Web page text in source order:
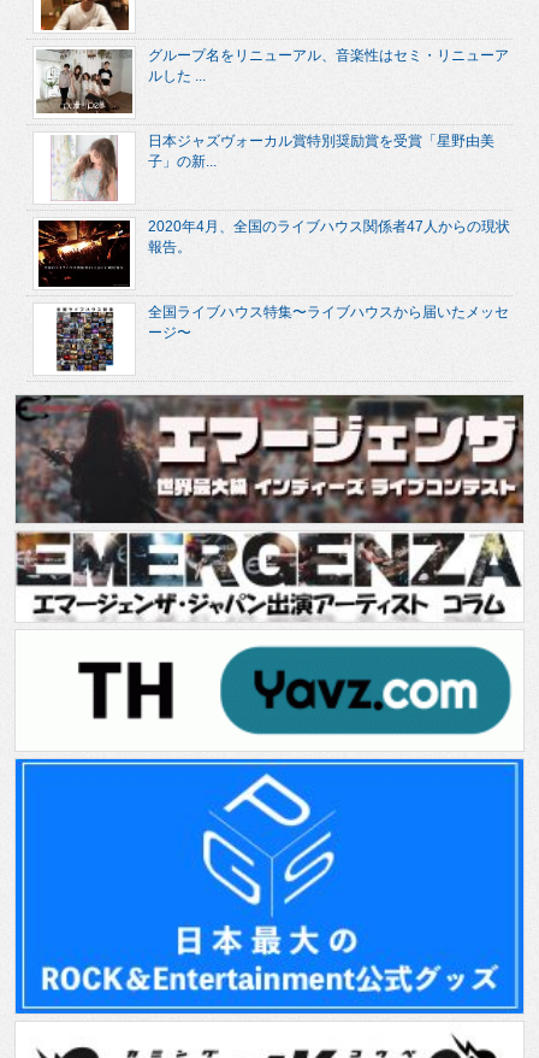
グループ名をリニューアル、音楽性はセミ・リニューア
ルした ...
日本ジャズヴォーカル賞特別奨励賞を受賞「星野由美
子」の新...
2020年4月、全国のライブハウス関係者47人からの現状
報告。
全国ライブハウス特集〜ライブハウスから届いたメッセ
ージ〜